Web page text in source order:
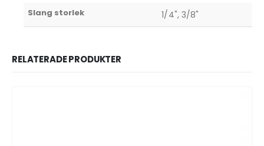
Slang storlek 1/4", 3/8"
RELATERADE PRODUKTER